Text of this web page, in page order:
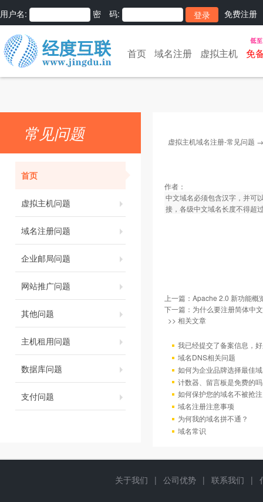
用户名: 密 码: 免费注册
首页 域名注册 虚拟主机 免
常见问题
首页
虚拟主机问题
域名注册问题
企业邮局问题
网站推广问题
其他问题
主机租用问题
数据库问题
支付问题
虚拟主机域名注册-常见问题
作者：
中文域名必须包含汉字，并可
接，各级中文域名长度不得超
上一篇： Apache 2.0 新功能概
下一篇： 为什么要注册简体中
>> 相关文章
我已经提交了备案信息，
域名DNS相关问题
如何为企业品牌选择最佳
计数器、留言板是免费的
如何保护您的域名不被抢注
域名注册注意事项
为何我的域名拼不通？
域名常识
关于我们 | 公司优势 | 联系我们 |